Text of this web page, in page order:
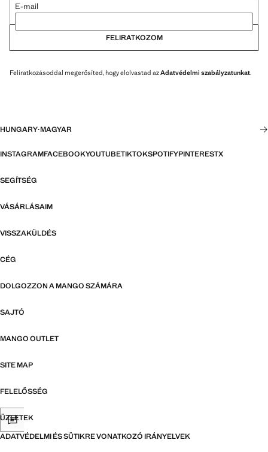
E-mail
FELIRATKOZOM
Feliratkozásoddal megerősíted, hogy elolvastad azAdatvédelmi szabályzatunkat.
HUNGARY·MAGYAR
INSTAGRAMFACEBOOKYOUTUBETIKTOKSPOTIFYPINTERESTX
SEGÍTSÉG
VÁSÁRLÁSAIM
VISSZAKÜLDÉS
CÉG
DOLGOZZON A MANGO SZÁMÁRA
SAJTÓ
MANGO OUTLET
SITE MAP
FELELŐSSÉG
ÜZLETEK
ADATVÉDELMI ÉS SÜTIKRE VONATKOZÓ IRÁNYELVEK